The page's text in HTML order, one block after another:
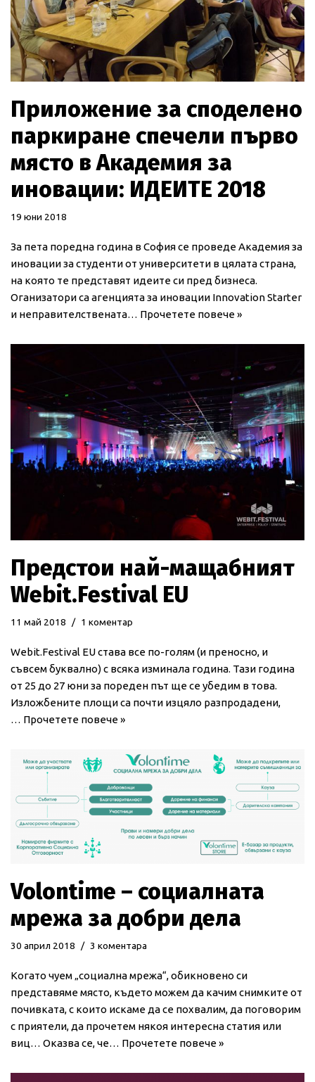
Приложение за споделено
паркиране спечели първо
място в Академия за
иновации: ИДЕИТЕ 2018
19 юни 2018
За пета поредна година в София се проведе Академия за
иновации за студенти от университети в цялата страна,
на която те представят идеите си пред бизнеса.
Оганизатори са агенцията за иновации Innovation Starter
и неправителствената… Прочетете повече »
Предстои най-мащабният
Webit.Festival EU
11 май 2018 1 коментар
Webit.Festival EU става все по-голям (и преносно, и
съвсем буквално) с всяка изминала година. Тази година
от 25 до 27 юни за пореден път ще се убедим в това.
Изложбените площи са почти изцяло разпродадени,
… Прочетете повече »
Volontime – социалната
мрежа за добри дела
30 април 2018 3 коментара
Когато чуем „социална мрежа“, обикновено си
представяме място, където можем да качим снимките от
почивката, с които искаме да се похвалим, да поговорим
с приятели, да прочетем някоя интересна статия или
виц… Оказва се, че… Прочетете повече »